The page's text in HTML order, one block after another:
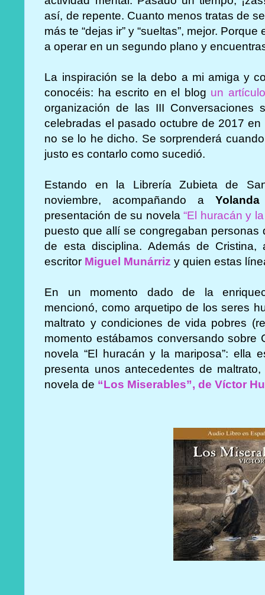
así, de repente. Cuanto menos tratas de
más te “dejas ir” y “sueltas”, mejor.
a operar en un segundo plano y
La inspiración se la debo a mi amiga y
conocéis: ha escrito en el blog un
organización de las III Conversaciones
celebradas el pasado octubre de 2017
no se lo he dicho. Se sorprenderá
justo es contarlo como sucedió.
Estando en la Librería Zubieta de
noviembre, acompañando a
presentación de su novela“El huracán y
puesto queallí se congregaban personas
de esta disciplina. Además de Cristina,
escritor Miguel Munárrizy quien estas
En un momento dado de la
mencionó, como arquetipo de los seres
maltrato y condiciones de vida pobres
momento estábamos conversando sobre
novela “El huracán y la mariposa”: ella
presenta unos antecedentes de
novela de “Los Miserables”, de Víctor